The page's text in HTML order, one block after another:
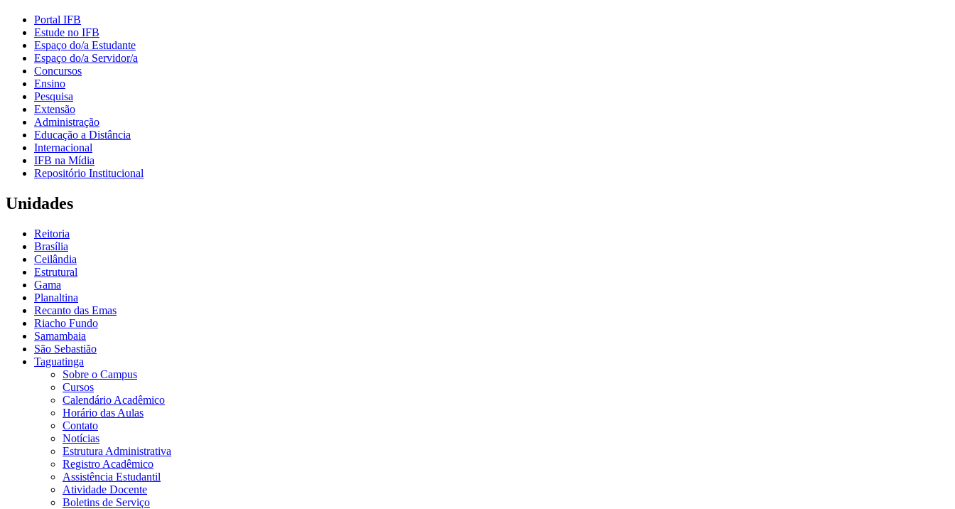
Portal IFB
Estude no IFB
Espaço do/a Estudante
Espaço do/a Servidor/a
Concursos
Ensino
Pesquisa
Extensão
Administração
Educação a Distância
Internacional
IFB na Mídia
Repositório Institucional
Unidades
Reitoria
Brasília
Ceilândia
Estrutural
Gama
Planaltina
Recanto das Emas
Riacho Fundo
Samambaia
São Sebastião
Taguatinga
Sobre o Campus
Cursos
Calendário Acadêmico
Horário das Aulas
Contato
Notícias
Estrutura Administrativa
Registro Acadêmico
Assistência Estudantil
Atividade Docente
Boletins de Serviço